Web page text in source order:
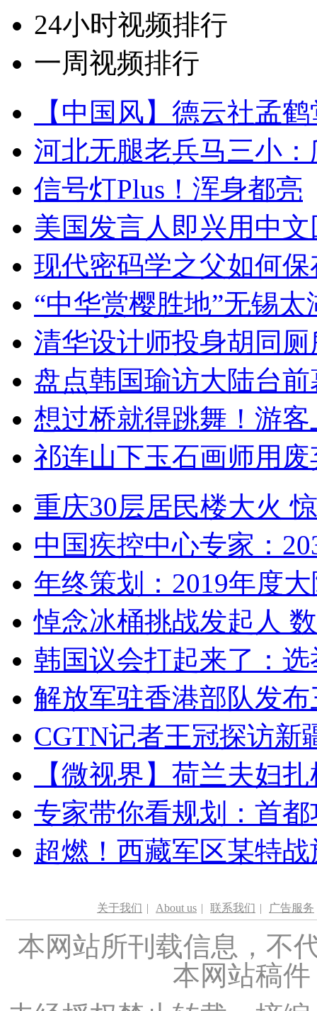
24小时视频排行
一周视频排行
【中国风】德云社孟
河北无腿老兵马三小
信号灯Plus！浑身都亮
美国发言人即兴用中
现代密码学之父如何
“中华赏樱胜地”无锡
清华设计师投身胡同
盘点韩国瑜访大陆台
想过桥就得跳舞！游客
祁连山下玉石画师用
重庆30层居民楼大火
中国疾控中心专家：
年终策划：2019年度
悼念冰桶挑战发起人
韩国议会打起来了：
解放军驻香港部队发
CGTN记者王冠探访新
【微视界】荷兰夫妇
专家带你看规划：首
超燃！西藏军区某特
关于我们 | About us | 联系我们 | 广告服务
本网站所刊载信息，不
本网站稿